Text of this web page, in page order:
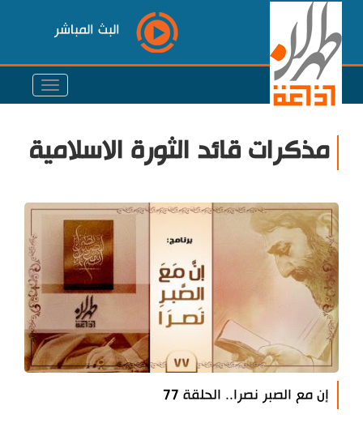
البث المباشر
مذكرات قائد الثورة الاسلامية
إن مع الصبر نصرا.. الحلقة 77